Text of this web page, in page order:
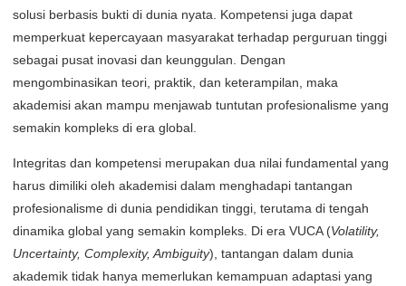
solusi berbasis bukti di dunia nyata. Kompetensi juga dapat
memperkuat kepercayaan masyarakat terhadap perguruan tinggi
sebagai pusat inovasi dan keunggulan. Dengan
mengombinasikan teori, praktik, dan keterampilan, maka
akademisi akan mampu menjawab tuntutan profesionalisme yang
semakin kompleks di era global.
Integritas dan kompetensi merupakan dua nilai fundamental yang
harus dimiliki oleh akademisi dalam menghadapi tantangan
profesionalisme di dunia pendidikan tinggi, terutama di tengah
dinamika global yang semakin kompleks. Di era VUCA (Volatility,
Uncertainty, Complexity, Ambiguity), tantangan dalam dunia
akademik tidak hanya memerlukan kemampuan adaptasi yang